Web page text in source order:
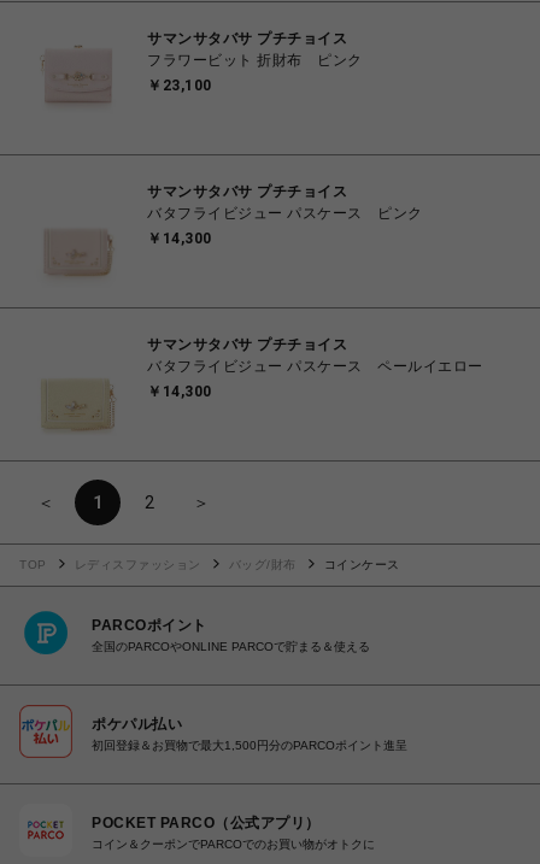
サマンサタバサ プチチョイス
フラワービット 折財布 ピンク
￥23,100
サマンサタバサ プチチョイス
バタフライビジュー パスケース ピンク
￥14,300
サマンサタバサ プチチョイス
バタフライビジュー パスケース ペールイエロー
￥14,300
＜ 1 2 ＞
TOP レディスファッション バッグ/財布 コインケース
PARCOポイント
全国のPARCOやONLINE PARCOで貯まる＆使える
ポケパル払い
初回登録＆お買物で最大1,500円分のPARCOポイント進呈
POCKET PARCO（公式アプリ）
コイン＆クーポンでPARCOでのお買い物がオトクに